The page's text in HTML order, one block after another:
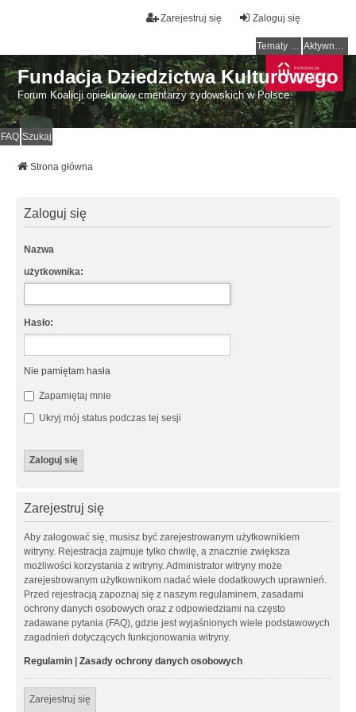
Zaloguj się
Zarejestruj się
Tematy bez odpowiedzi Aktywne tematy
Fundacja Dziedzictwa Kulturowego
Forum Koalicji opiekunów cmentarzy żydowskich w Polsce.
FAQ Szukaj
Strona główna
Zaloguj się
Nazwa
użytkownika:
Hasło:
Nie pamiętam hasła
Zapamiętaj mnie
Ukryj mój status podczas tej sesji
Zarejestruj się
Aby zalogować się, musisz być zarejestrowanym użytkownikiem
witryny. Rejestracja zajmuje tylko chwilę, a znacznie zwiększa
możliwości korzystania z witryny. Administrator witryny może
zarejestrowanym użytkownikom nadać wiele dodatkowych uprawnień.
Przed rejestracją zapoznaj się z naszym regulaminem, zasadami
ochrony danych osobowych oraz z odpowiedziami na często
zadawane pytania (FAQ), gdzie jest wyjaśnionych wiele podstawowych
zagadnień dotyczących funkcjonowania witryny.
Regulamin | Zasady ochrony danych osobowych
Zarejestruj się